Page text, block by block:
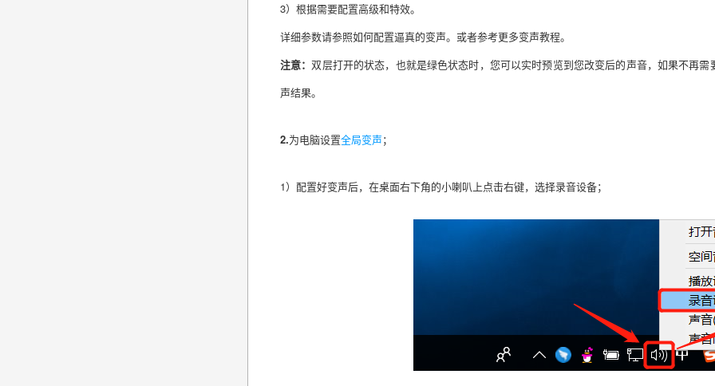
3）根据需要配置高级和特效。
详细参数请参照如何配置逼真的变声。或者参考更多变声教程。
注意：双层打开的状态，也就是绿色状态时，您可以实时预览到您改变后的声音，如果不再
声结果。
2.为电脑设置全局变声；
1）配置好变声后，在桌面右下角的小喇叭上点击右键，选择录音设备；